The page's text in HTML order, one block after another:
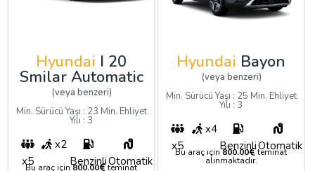
Hyundai I 20
Smilar Automatic
(veya benzeri)
Min. Sürücü Yaşı : 23 Min. Ehliyet
Yılı : 3
x5
x2
BenzinliOtomatik
Bu araç için800.00 teminat
Hyundai Bayon
(veya benzeri)
Min. Sürücü Yaşı : 25 Min. Ehliyet
Yılı : 3
x5
x4
BenzinliOtomatik
Bu araç için800.00 teminat
alınmaktadır.